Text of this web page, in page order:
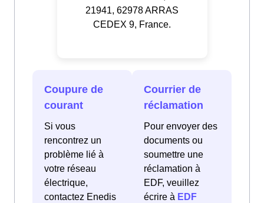
21941, 62978 ARRAS
CEDEX 9, France.
Coupure de
courant
Si vous
rencontrez un
problème lié à
votre réseau
électrique,
contactez Enedis
Courrier de
réclamation
Pour envoyer des
documents ou
soumettre une
réclamation à
EDF, veuillez
écrire à EDF